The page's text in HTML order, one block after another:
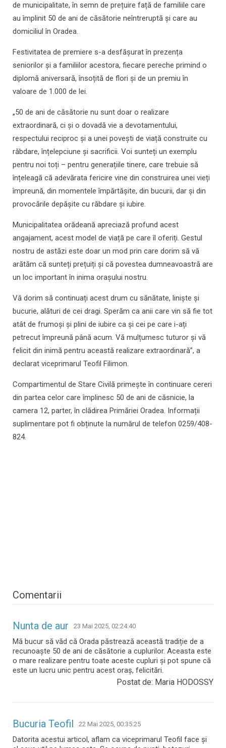
de municipalitate, în semn de prețuire față de familiile care
au împlinit 50 de ani de căsătorie neîntreruptă și care au
domiciliul în Oradea.
Festivitatea de premiere s-a desfășurat în prezența
seniorilor și a familiilor acestora, fiecare pereche primind o
diplomă aniversară, însoțită de flori și de un premiu în
valoare de 1.000 de lei.
„50 de ani de căsătorie nu sunt doar o realizare
extraordinară, ci și o dovadă vie a devotamentului,
respectului reciproc și a unei povești de viață construite cu
răbdare, înțelepciune și sacrificii. Voi sunteți un exemplu
pentru noi toți – pentru generațiile tinere, care trebuie să
înțeleagă că adevărata fericire vine din construirea unei vieți
împreună, din momentele împărtășite, din bucurii, dar și din
provocările depășite cu răbdare și iubire.
Municipalitatea orădeană apreciază profund acest
angajament, acest model de viață pe care îl oferiți. Gestul
nostru de astăzi este doar un mod prin care dorim să vă
arătăm că sunteți prețuiți și că povestea dumneavoastră are
un loc important în inima orașului nostru.
Vă dorim să continuați acest drum cu sănătate, liniște și
bucurie, alături de cei dragi. Sperăm ca anii care vin să fie tot
atât de frumoși și plini de iubire ca și cei pe care i-ați
petrecut împreună până acum. Vă mulțumesc tuturor și vă
felicit din inimă pentru această realizare extraordinară”, a
declarat viceprimarul Teofil Filimon.
Compartimentul de Stare Civilă primește în continuare cereri
din partea celor care împlinesc 50 de ani de căsnicie, la
camera 12, parter, în clădirea Primăriei Oradea. Informații
suplimentare pot fi obținute la numărul de telefon 0259/408-
824.
Comentarii
Nunta de aur 23 Mai 2025, 02:24:40
Mă bucur să văd că Orada păstrează această tradiție de a
recunoaște 50 de ani de căsătorie a cuplurilor. Aceasta este
o mare realizare pentru toate aceste cupluri și pot spune că
este un lucru unic pentru acest oraș, felicitări.
Postat de: Maria HODOSSY
Bucuria Teofil 22 Mai 2025, 00:35:25
Datorita acestui articol, aflam ca viceprimarul Teofil face și